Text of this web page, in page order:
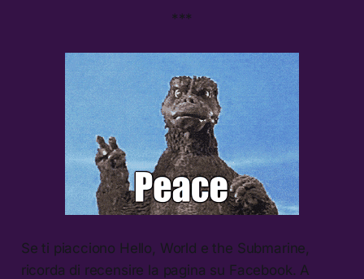
***
Se ti piacciono Hello, World e the Submarine,
ricorda di recensire la pagina su Facebook. A